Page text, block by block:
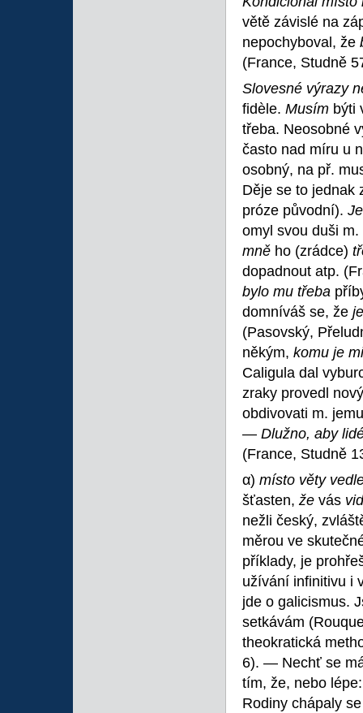
větě závislé na
nepochyboval, že
(France, Studně
Slovesné výrazy
fidèle. Musím býti
třeba. Neosobné
často nad míru u
osobný, na př.
Děje se to jednak
próze původní).
omyl svou duši
mně ho (zrádce)
dopadnout atp.
bylo mu třeba
domníváš se, že
(Pasovský,
někým, komu je
Caligula dal
zraky provedl
obdivovati m.
— Dlužno, aby
(France, Studně
α) místo věty
šťasten,že vás
nežli český,
měrou ve
příklady, je
užívání infinitivu i
jde o galicismus.
setkávám
theokratická
6). — Nechť se
tím, že, nebo
Rodiny chápaly